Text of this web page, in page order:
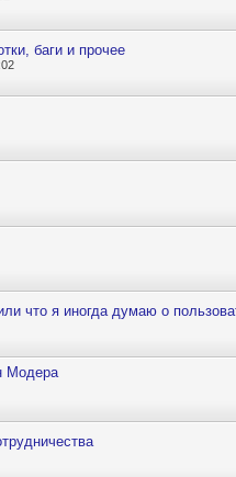
баги и прочее
что я иногда думаю о
Модера